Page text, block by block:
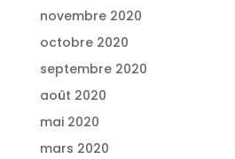
novembre 2020
octobre 2020
septembre 2020
août 2020
mai 2020
mars 2020